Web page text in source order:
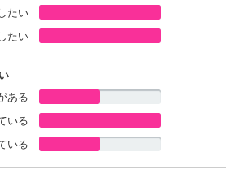
たい
たい
ある
いる
いる